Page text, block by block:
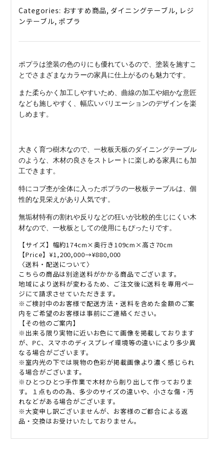
の
テ
ン
テ
ー
ル
quantity
Categories: おすすめ商品, ダイニングテーブル, レジ
ンテーブル,ポプラ
ポプラは塗装の色のりにも優れているので、塗装を施すこ
とでさまざまなカラーの家具に仕上がるのも魅力です。
また柔らかく加工しやすいため、曲線の加工や細かな意匠
なども施しやすく、幅広いバリエーションのデザインを楽
しめます。
大きく育つ樹木なので、一枚板天板のダイニングテーブル
のような、木材の良さをストレートに楽しめる家具にも加
工できます。
特にコブ杢が全体に入ったポプラの一枚板テーブルは、個
性的な見栄えがあり人気です。
無垢材特有の割れや反りなどの狂いが比較的生じにくい木
材なので、一枚板としての使用にもぴったりです。
【サイズ】幅約174cm×奥行き109cm×高さ70cm
【Price】¥1,200,000→¥880,000
〈送料・配送について〉
こちらの商品は別途送料がかかる商品でございます。
地域により送料が変わるため、ご注文後に送料を専用ペー
ジにて請求させていただきます。
※ご検討中のお客様で配送方法・送料を含めた金額のご案
内をご希望のお客様は事前にご連絡ください。
【その他のご案内】
※出来る限り実物に近いお色にて画像を掲載しております
が、PC、スマホのディスプレイ環境等の違いにより多少異
なる場合がございます。
※室内光の下では現物の色彩が掲載画像より濃く感じられ
る場合がございます。
※ひとつひとつ手作業で木材から削り出して作っておりま
す。１点ものの為、多少のサイズの違いや、小さな傷・汚
れなどがある場合がございます。
※大変申し訳ございませんが、お客様のご都合による返
品・交換はお受けいたしておりません。